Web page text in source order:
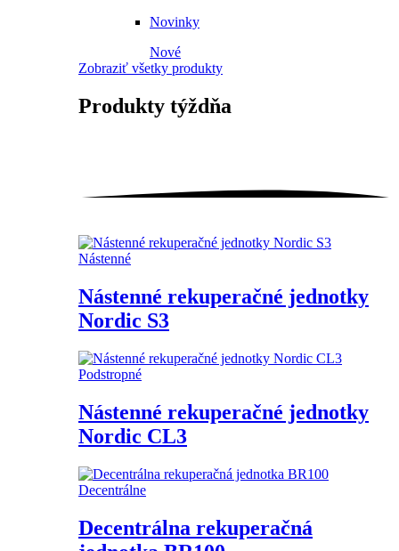
Novinky
Nové
Zobraziť všetky produkty
Produkty týždňa
Nástenné
Nástenné rekuperačné jednotky
Nordic S3
Podstropné
Nástenné rekuperačné jednotky
Nordic CL3
Decentrálne
Decentrálna rekuperačná